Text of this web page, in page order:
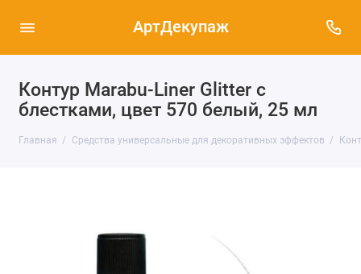
АртДекупаж
Контур Marabu-Liner Glitter с
блестками, цвет 570 белый, 25 мл
Главная Средства универсальные для декоративных эффектов